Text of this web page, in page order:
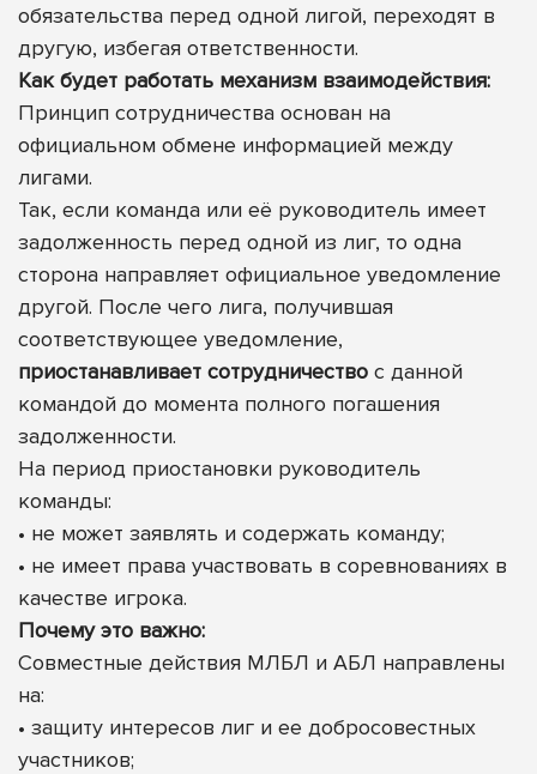
обязательства перед одной лигой, переходят в
другую, избегая ответственности.
Как будет работать механизм взаимодействия:
Принцип сотрудничества основан на
официальном обмене информацией между
лигами.
Так, если команда или её руководитель имеет
задолженность перед одной из лиг, то одна
сторона направляет официальное уведомление
другой. После чего лига, получившая
соответствующее уведомление,
приостанавливает сотрудничество с данной
командой до момента полного погашения
задолженности.
На период приостановки руководитель
команды:
• не может заявлять и содержать команду;
• не имеет права участвовать в соревнованиях в
качестве игрока.
Почему это важно:
Совместные действия МЛБЛ и АБЛ направлены
на:
• защиту интересов лиг и ее добросовестных
участников;